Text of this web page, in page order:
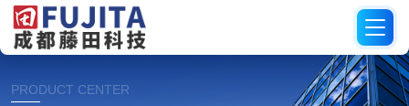
PRODUCT CENTER